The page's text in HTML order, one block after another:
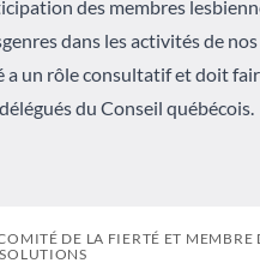
des membres
dans les activités de
a un rôle consultatif et doit
du Conseil québécois.
DE LA FIERTÉ ET MEMBRE